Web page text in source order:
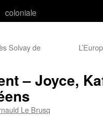
coloniale
Solvay de
– Joyce,
Le Brusq